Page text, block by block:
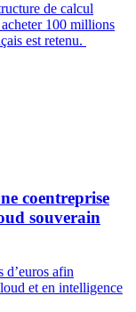
de calcul
100 millions
est retenu.
coentreprise
souverain
d’euros afin
et en intelligence